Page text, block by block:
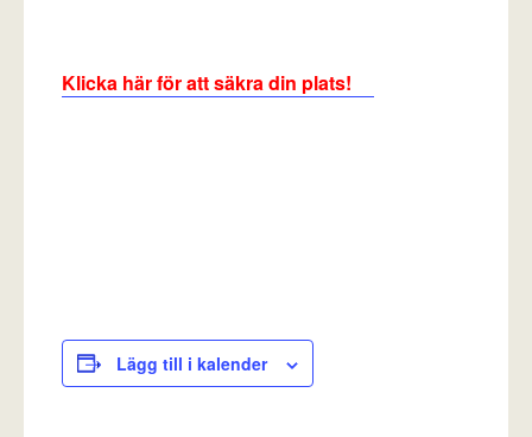
Klicka här för att säkra din plats!
Lägg till i kalender